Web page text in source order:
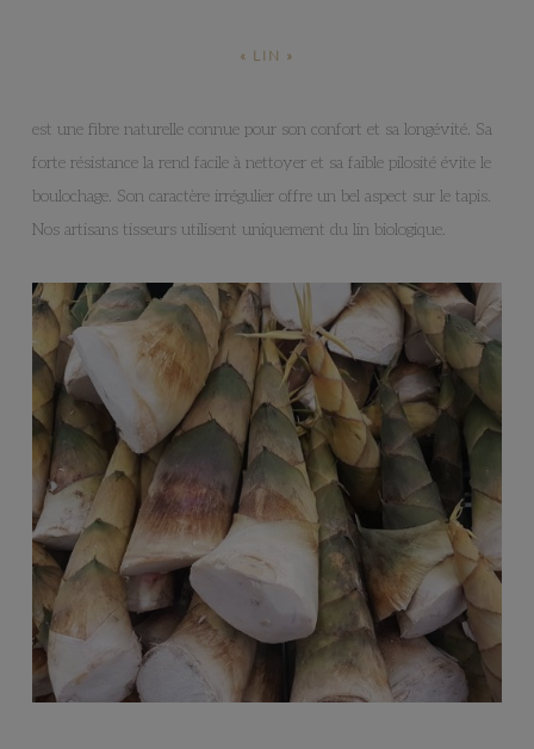
« LIN »
est une fibre naturelle connue pour son confort et sa longévité. Sa
forte résistance la rend facile à nettoyer et sa faible pilosité évite le
boulochage. Son caractère irrégulier offre un bel aspect sur le tapis.
Nos artisans tisseurs utilisent uniquement du lin biologique.